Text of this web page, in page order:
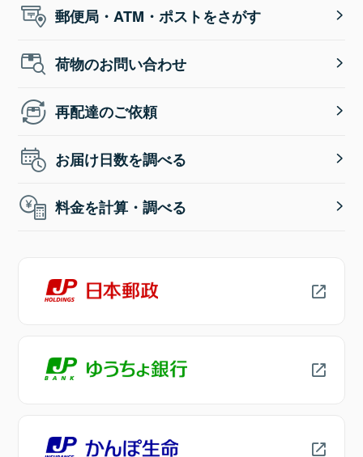
郵便局・ATM・ポストをさがす
荷物のお問い合わせ
再配達のご依頼
お届け日数を調べる
料金を計算・調べる